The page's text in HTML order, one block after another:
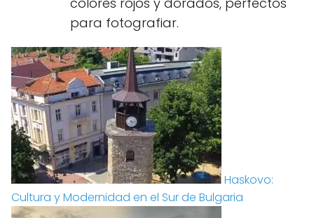
para fotografiar.
Haskovo:
Cultura y Modernidad en el Sur de Bulgaria